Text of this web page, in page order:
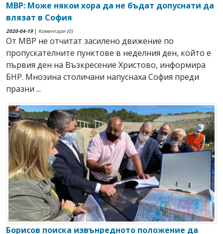
МВР: Може някои хора да не бъдат допуснати да
влязат в София
2020-04-19| Коментари (0)
От МВР не отчитат засилено движение по
пропускателните пунктове в неделния ден, който е
първия ден на Възкресение Христово, информира
БНР. Мнозина столичани напуснаха София преди
празни ...
Борисов поиска извънредното положение да